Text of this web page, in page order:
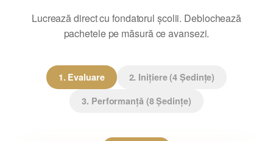
Lucrează direct cu fondatorul școlii. Deblochează
pachetele pe măsură ce avansezi.
1. Evaluare
2. Inițiere (4 Ședințe)
3. Performanță (8 Ședințe)